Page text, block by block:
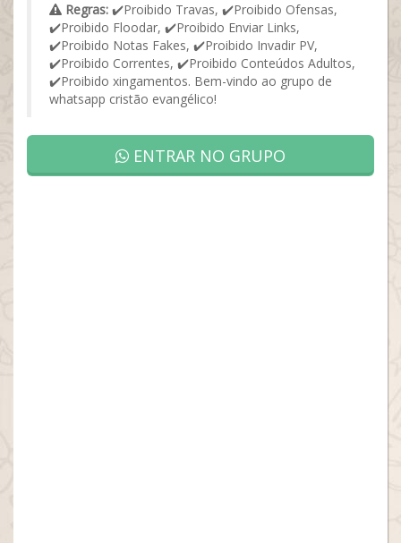
Regras: ✔️Proibido Travas, ✔️Proibido Ofensas,
✔️Proibido Floodar, ✔️Proibido Enviar Links,
✔️Proibido Notas Fakes, ✔️Proibido Invadir PV,
✔️Proibido Correntes, ✔️Proibido Conteúdos Adultos,
✔️Proibido xingamentos. Bem-vindo ao grupo de
whatsapp cristão evangélico!
ENTRAR NO GRUPO